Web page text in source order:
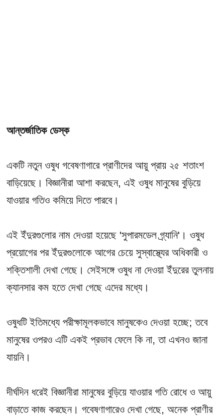
আন্তর্জাতিক ডেস্ক
একটি নতুন ওষুধ গবেষণাগারে প্রাণীদের আয়ু প্রায় ২৫ শতাংশ
বাড়িয়েছে। বিজ্ঞানীরা আশা করছেন, এই ওষুধ মানুষের বুড়িয়ে
যাওয়ার গতিও কমিয়ে দিতে পারবে।
এই ইঁদুরগুলোর নাম দেওয়া হয়েছে 'সুপারমডেল গ্র্যানি'। ওষুধ
প্রয়োগের পর ইঁদুরগুলোকে আগের চেয়ে সুস্বাস্থ্যের অধিকারী ও
শক্তিশালী দেখা গেছে। সেইসঙ্গে ওষুধ না দেওয়া ইঁদুরের তুলনায়
ক্যানসার কম হতে দেখা গেছে এদের মধ্যে।
ওষুধটি ইতিমধ্যে পরীক্ষামূলকভাবে মানুষকেও দেওয়া হচ্ছে; তবে
মানুষের ওপরও এটি একই প্রভাব ফেলে কি না, তা এখনও জানা
যায়নি।
দীর্ঘদিন ধরেই বিজ্ঞানীরা মানুষের বুড়িয়ে যাওয়ার গতি রোধে ও আয়ু
বাড়াতে কাজ করছেন। গবেষণাগারেও দেখা গেছে, অনেক প্রাণীর